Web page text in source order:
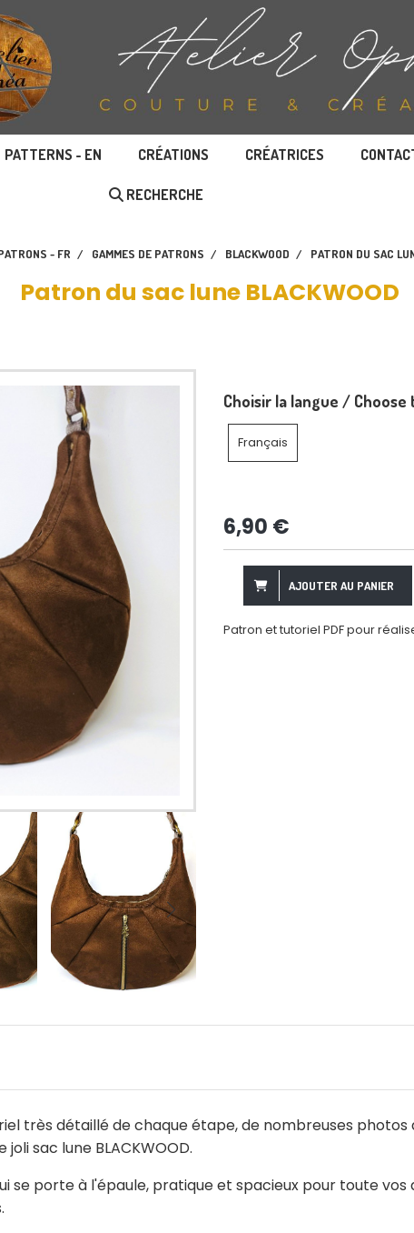
PATTERNS - EN CRÉATIONS CRÉATRICES
RECHERCHE
- FR GAMMES DE PATRONS BLACKWOOD PATRON DU SAC
Patron du sac lune BLACKWOOD
Choisir la langue / Choose
Français
6,90 €
AJOUTER AU PANIER
Patron et tutoriel PDF pour
très détaillé de chaque étape, de nombreuses
sac lune BLACKWOOD.
se porte à l'épaule, pratique et spacieux pour toute